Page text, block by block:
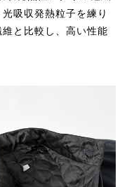
吸収発熱粒子を練り
と比較し、高い性能